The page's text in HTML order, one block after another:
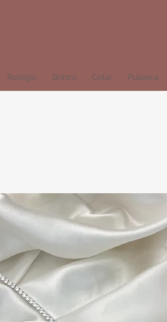
Relógio Brinco Colar Pulseira